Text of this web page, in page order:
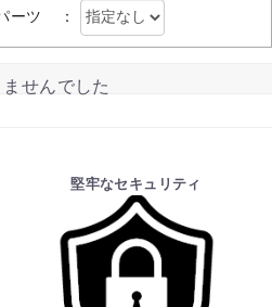
ーツ ：
せんでした
堅牢なセキュリティ